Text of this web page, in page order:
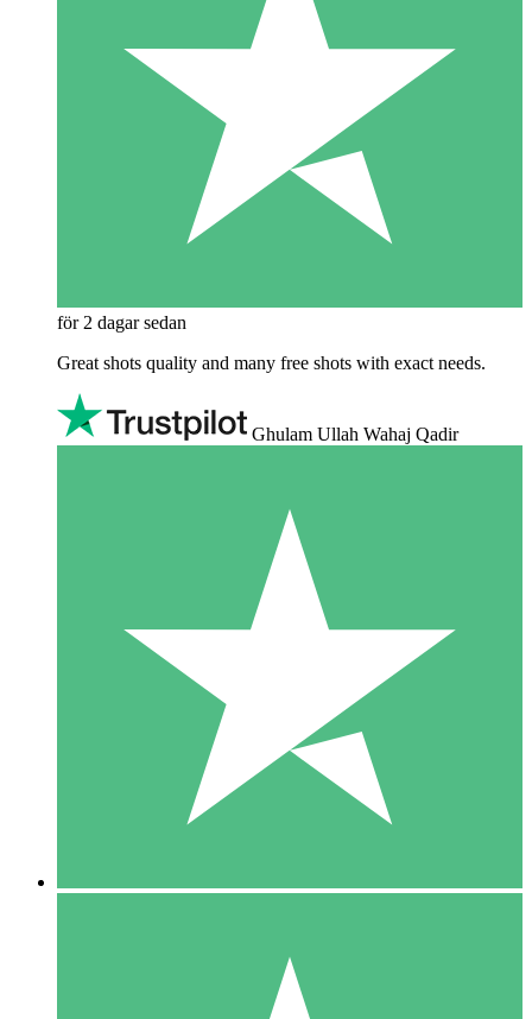
för 2 dagar sedan
Great shots quality and many free shots with exact needs.
Ghulam Ullah Wahaj Qadir